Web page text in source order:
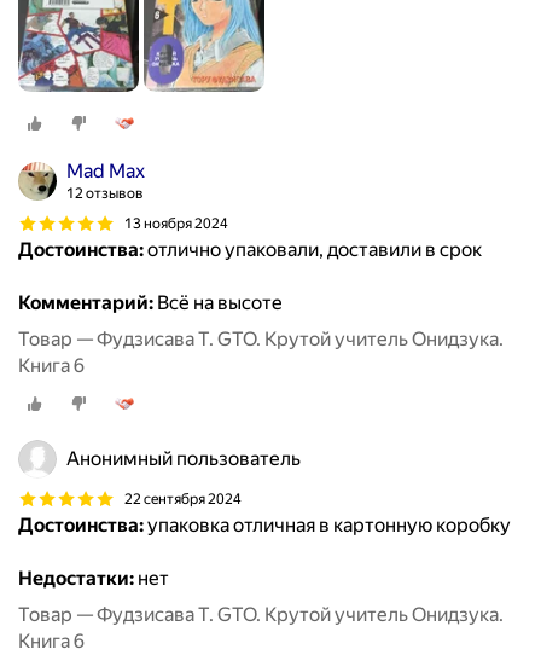
Mad Max
12 отзывов
13 ноября 2024
Достоинства:отлично упаковали, доставили в срок
Комментарий: Всё на высоте
Товар — Фудзисава Т. GTO. Крутой учитель Онидзука.
Книга 6
Анонимный пользователь
22 сентября 2024
Достоинства:упаковка отличная в картонную коробку
Недостатки: нет
Товар — Фудзисава Т. GTO. Крутой учитель Онидзука.
Книга 6